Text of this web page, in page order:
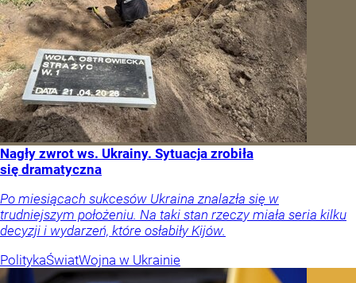
Nagły zwrot ws. Ukrainy. Sytuacja zrobiła
się dramatyczna
Po miesiącach sukcesów Ukraina znalazła się w
trudniejszym położeniu. Na taki stan rzeczy miała seria kilku
decyzji i wydarzeń, które osłabiły Kijów.
PolitykaŚwiatWojna w Ukrainie